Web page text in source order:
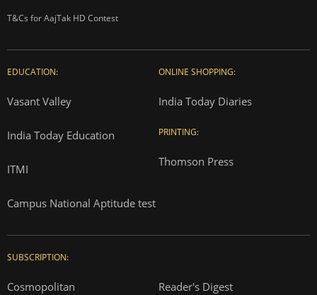
T&Cs for AajTak HD Contest
EDUCATION:
Vasant Valley
India Today Education
ITMI
Campus National Aptitude test
ONLINE SHOPPING:
India Today Diaries
PRINTING:
Thomson Press
SUBSCRIPTION:
Cosmopolitan Reader's Digest